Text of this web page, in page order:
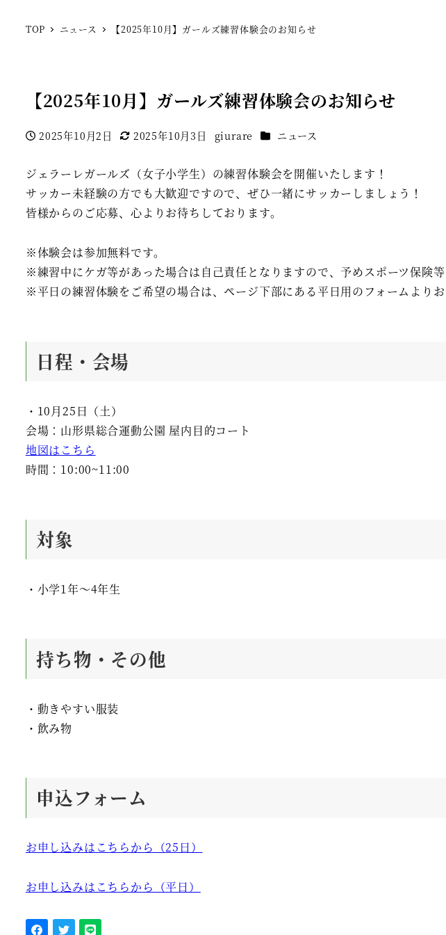
SFCジェラーレ
TOP ニュース 【2025年10月】ガールズ練習体験会のお知らせ
【2025年10月】ガールズ練習体験会のお知らせ
投稿日
2025年10月2日
更新日
2025年10月3日
著
giurare カテゴリー
ニュース
ジェラーレガールズ（女子小学生）の練習体験会を開催いたします！
サッカー未経験の方でも大歓迎ですので、ぜひ一緒にサッカーしましょう！
皆様からのご応募、心よりお待ちしております。
※体験会は参加無料です。
※練習中にケガ等があった場合は自己責任となりますので、予めスポーツ保険
※平日の練習体験をご希望の場合は、ページ下部にある平日用のフォームよりお
日程・会場
・10月25日（土）
会場：山形県総合運動公園 屋内目的コート
地図はこちら
時間：10:00~11:00
対象
・小学1年～4年生
持ち物・その他
・動きやすい服装
・飲み物
申込フォーム
お申し込みはこちらから（25日）
お申し込みはこちらから（平日）